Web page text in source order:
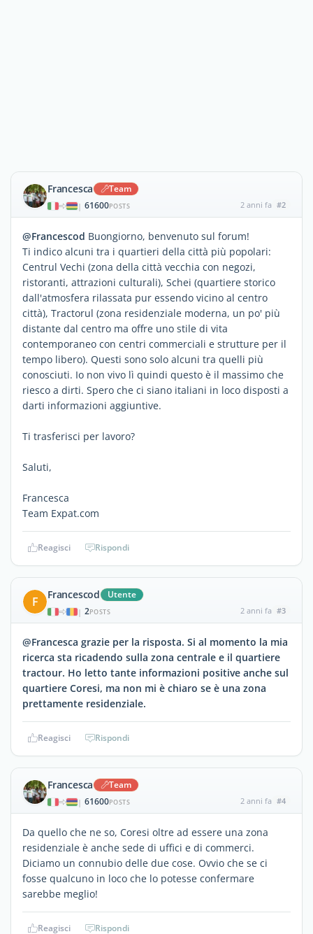
Francesca Team
| 61600POSTS 2 anni fa #2
@Francescod Buongiorno, benvenuto sul forum!
Ti indico alcuni tra i quartieri della città più popolari:
Centrul Vechi (zona della città vecchia con negozi,
ristoranti, attrazioni culturali), Schei (quartiere storico
dall'atmosfera rilassata pur essendo vicino al centro
città), Tractorul (zona residenziale moderna, un po' più
distante dal centro ma offre uno stile di vita
contemporaneo con centri commerciali e strutture per il
tempo libero). Questi sono solo alcuni tra quelli più
conosciuti. Io non vivo lì quindi questo è il massimo che
riesco a dirti. Spero che ci siano italiani in loco disposti a
darti informazioni aggiuntive.
Ti trasferisci per lavoro?
Saluti,
Francesca
Team Expat.com
Reagisci Rispondi
F Francescod Utente
| 2POSTS 2 anni fa #3
@Francesca grazie per la risposta. Si al momento la mia
ricerca sta ricadendo sulla zona centrale e il quartiere
tractour. Ho letto tante informazioni positive anche sul
quartiere Coresi, ma non mi è chiaro se è una zona
prettamente residenziale.
Reagisci Rispondi
Francesca Team
| 61600POSTS 2 anni fa #4
Da quello che ne so, Coresi oltre ad essere una zona
residenziale è anche sede di uffici e di commerci.
Diciamo un connubio delle due cose. Ovvio che se ci
fosse qualcuno in loco che lo potesse confermare
sarebbe meglio!
Reagisci Rispondi